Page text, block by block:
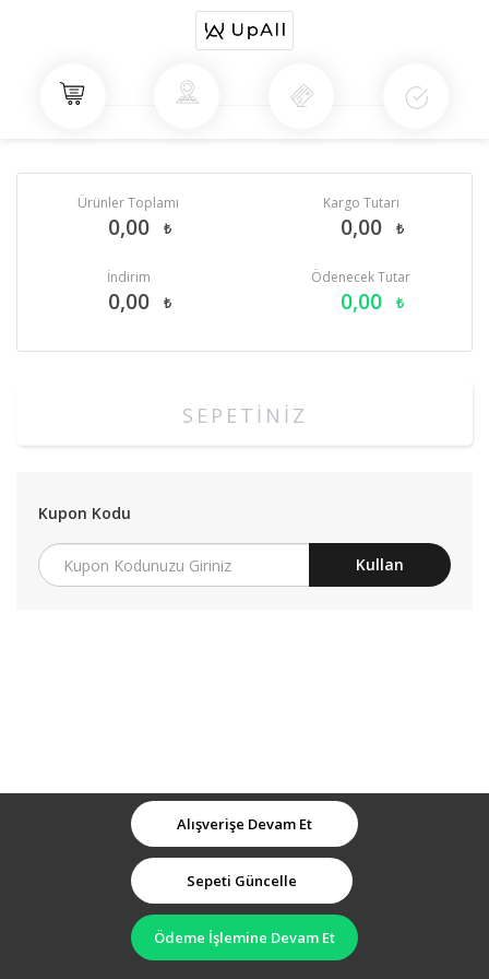
Ürünler Toplamı
0,00 ₺
Kargo Tutarı
0,00 ₺
İndirim
0,00 ₺
Ödenecek Tutar
0,00 ₺
SEPETİNİZ
Kupon Kodu
Kullan
Alışverişe Devam Et
Sepeti Güncelle
Ödeme İşlemine Devam Et